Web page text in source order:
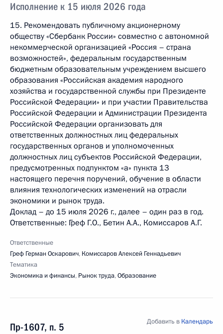
Исполнение к 15 июля 2026 года
15. Рекомендовать публичному акционерному
обществу «Сбербанк России» совместно с автономной
некоммерческой организацией «Россия – страна
возможностей», федеральным государственным
бюджетным образовательным учреждением высшего
образования «Российская академия народного
хозяйства и государственной службы при Президенте
Российской Федерации» и при участии Правительства
Российской Федерации и Администрации Президента
Российской Федерации организовать для
ответственных должностных лиц федеральных
государственных органов и уполномоченных
должностных лиц субъектов Российской Федерации,
предусмотренных подпунктом «а» пункта 13
настоящего перечня поручений, обучение в области
влияния технологических изменений на отрасли
экономики и рынок труда.
Доклад – до 15 июля 2026 г., далее – один раз в год.
Ответственные: Греф Г.О., Бетин А.А., Комиссаров А.Г.
Ответственные
Греф Герман Оскарович, Комиссаров Алексей Геннадьевич
Тематика
Экономика и финансы, Рынок труда,Образование
Пр-1607, п. 5
Добавить в Календарь